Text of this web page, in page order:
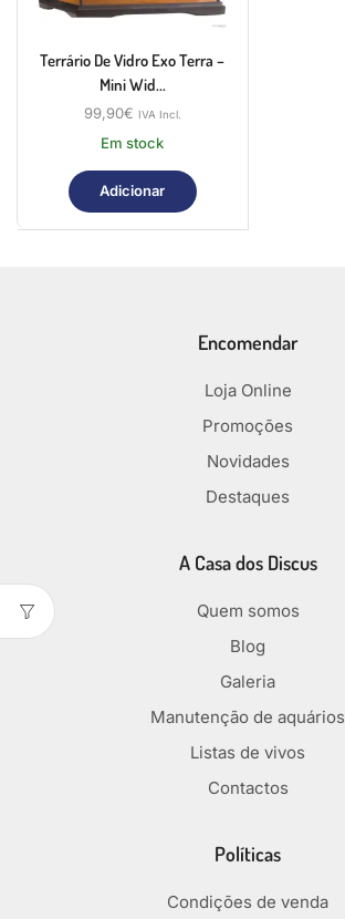
Terrário De Vidro Exo Terra –
Mini Wid...
99,90€ IVA Incl.
Em stock
Adicionar
Encomendar
Loja Online
Promoções
Novidades
Destaques
A Casa dos Discus
Quem somos
Blog
Galeria
Manutenção de aquários
Listas de vivos
Contactos
Políticas
Condições de venda